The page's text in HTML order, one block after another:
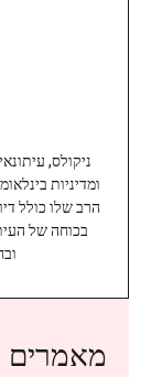
ומדיניות
הרב שלו כולל
בכוחה של
מאמרים